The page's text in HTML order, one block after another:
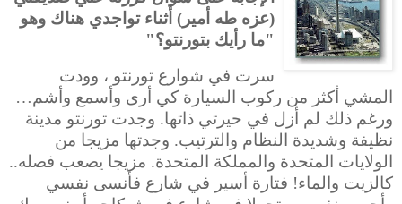
(عزه طه أمير) أثناء تواجدي هناك وهو
"ما رأيك بتورنتو؟"
سرت في شوارع تورنتو ، وودت
المشي أكثر من ركوب السيارة كي أرى وأسمع وأشم…
ورغم ذلك لم أزل في حيرتي ذاتها. وجدت تورنتو مدينة
نظيفة وشديدة النظام والترتيب. وجدتها مزيجا من
الولايات المتحدة والمملكة المتحدة. مزيجا يصعب فصله..
كالزيت والماء! فتارة أسير في شارع فأنسى نفسي